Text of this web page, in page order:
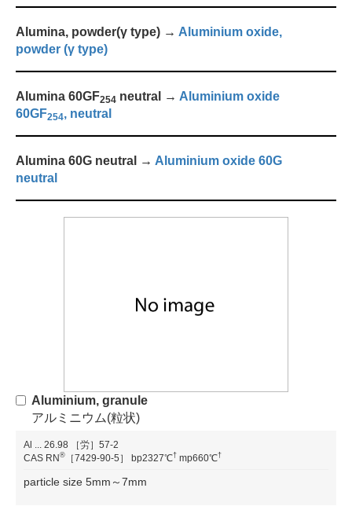
Alumina, powder(γ type) → Aluminium oxide,
powder (γ type)
Alumina 60GF254 neutral → Aluminium oxide
60GF254, neutral
Alumina 60G neutral → Aluminium oxide 60G
neutral
Aluminium, granule
アルミニウム(粒状)
Al 26.98
［労］57-2
CAS RN® ［7429-90-5］ bp2327℃† mp660℃†
particle size 5mm～7mm